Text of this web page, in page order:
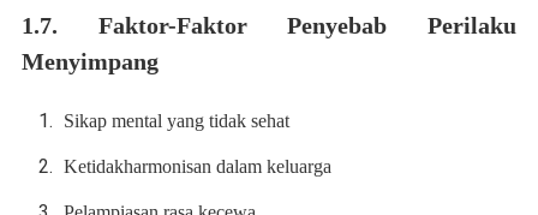
1.7. Faktor-Faktor Penyebab Perilaku
Menyimpang
Sikap mental yang tidak sehat
Ketidakharmonisan dalam keluarga